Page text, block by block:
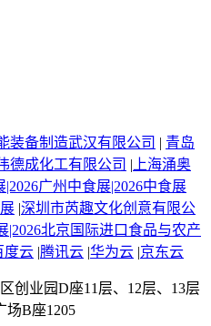
装备制造武汉有限公司 | 青岛
德成化工有限公司 | 上海涌奥
|2026广州中食展|2026中食展
|深圳市芮趣文化创意有限公
|2026北京国际进口食品与农产
度云 |腾讯云 |华为云 |京东云
创业园D座11层、12层、13层
场B座1205